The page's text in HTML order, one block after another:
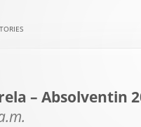
– Absolventin